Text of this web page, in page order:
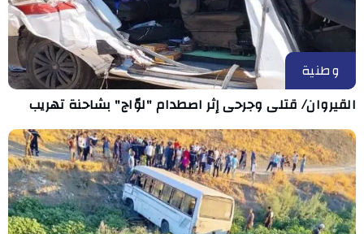
وطنية
القيروان/ قتلى وجرحى إثر اصطدام "لوّاج" بشاحنة تهريب